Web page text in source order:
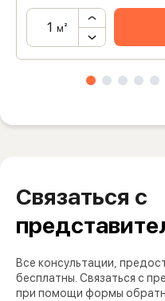
м²
Связаться с
Все консультации,
бесплатны. Связаться с
при помощи формы